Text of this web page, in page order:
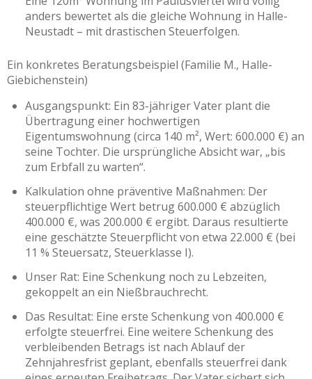
anders bewertet als die gleiche Wohnung in Halle-
Neustadt – mit drastischen Steuerfolgen.
Ein konkretes Beratungsbeispiel (Familie M., Halle-
Giebichenstein)
Ausgangspunkt: Ein 83-jähriger Vater plant die
Übertragung einer hochwertigen
Eigentumswohnung (circa 140 m², Wert: 600.000 €) an
seine Tochter. Die ursprüngliche Absicht war, „bis
zum Erbfall zu warten“.
Kalkulation ohne präventive Maßnahmen: Der
steuerpflichtige Wert betrug 600.000 € abzüglich
400.000 €, was 200.000 € ergibt. Daraus resultierte
eine geschätzte Steuerpflicht von etwa 22.000 € (bei
11 % Steuersatz, Steuerklasse I).
Unser Rat: Eine Schenkung noch zu Lebzeiten,
gekoppelt an ein Nießbrauchrecht.
Das Resultat: Eine erste Schenkung von 400.000 €
erfolgte steuerfrei. Eine weitere Schenkung des
verbleibenden Betrags ist nach Ablauf der
Zehnjahresfrist geplant, ebenfalls steuerfrei dank